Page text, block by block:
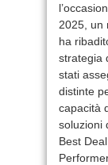
2025, un
ha
strategia
stati
distinte
capacità
soluzioni
Best